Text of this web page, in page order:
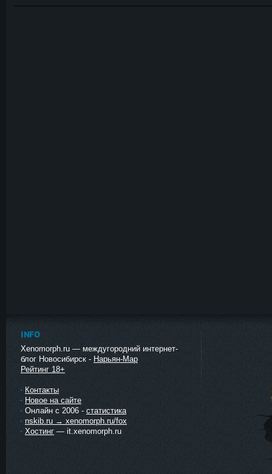
INFO
Xenomorph.ru — междугородний интернет-
блог Новосибирск - Нарьян-Мар
Рейтинг 18+
Контакты
Новое на сайте
Онлайн с 2006 - статистика
nskib.ru → xenomorph.ru/fox
Хостинг — it.xenomorph.ru